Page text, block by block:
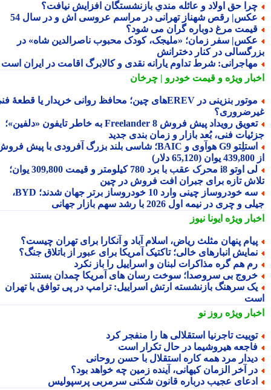
حق اولاد و عائله مندیِ بازنشستگان افزایش نیافت؟
رقص شهناز تهرانی در مراسم عروسی اش و در سال 54
مرغ دوباره گران می شود؟
سفر زمان؛ «ملیجک، کودک محبوب ناصرالدین شاه» در
در کنار دخترانش
شرط تداوم یارانه نقدی و کالابرگ اقامت در ایران است
ویژهو قیمت خودرو | چرخان
موتور بنزینی در EREVهای چین؛ محافظ روانی خریدار یا قطعهٔ فنی
تعویق رویداد پیش فروش Freelander 8 به خاطر تایفون «دلفین»؛
فنی، بُعد بازار و زمان بندی جدید
استلِتو G9 هوآوی و BAIC؛ شاسی بلند بزرگ آفرودی با پیش فروش
لی اوتو i8 محرک عقب با برد 780 کیلومتر و قیمت 309,800 یوان؛
تازه برای جبران افت فروش در چین
سه خودروساز چینی وارد 10 خودروساز برتر جهان شدند؛ BYD،
چری در نیمه اول 2026 با رشد سهم بازار جهانی
ویژهایونا نیوز
پنهان مثلث ریاض، اسلام آباد و آنکارا برای تهران چیست؟
انبارهای خالی؛ تاکتیک آمریکا برای عبور از باتلاق جنگ؟
هم گره مذاکرات لبنان و اسراییل را باز نکرد
بی سروصدا؛ سوخت رسان های آمریکا چمدان بستند
سرهنگ بازنشسته ارتش اسراییل: ترامپ در پی توافق با تهران
ویژهروز نو
تاجرنیا استقلالی ها را منفجر کرد
هیروشیما در حال تکرار است
مرد همه کاره استقلال با حسن روحانی
آخر الزمان کیهانی، آینده زمین چه خواهد بود؟
عجیب درباره قانون شکنی سرمربی پرسپولیس